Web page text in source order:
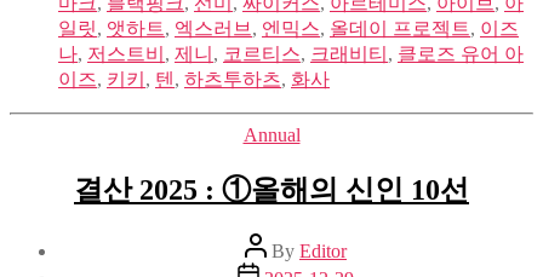
일릿, 앳하트, 엑스러브 , 엔믹스, 올데이 프로젝트, 이즈
나, 저스트비 , 제니 , 코르티스, 크래비티 , 클로즈 유어 아
이즈, 키키 , 텐 , 하츠투하츠, 화사
Categories
Annual
결산 2025 : ①올해의 신인 10선
Post
author
By Editor
Post